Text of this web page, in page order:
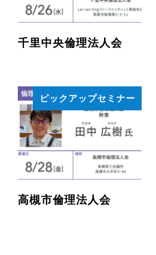
千里中央倫理法人会
ピックアップセミナー
高槻市倫理法人会